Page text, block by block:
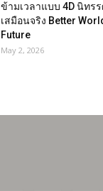
ข้ามเวลาแบบ 4D นิทร
เสมือนจริง Better
Future
May 2, 2026